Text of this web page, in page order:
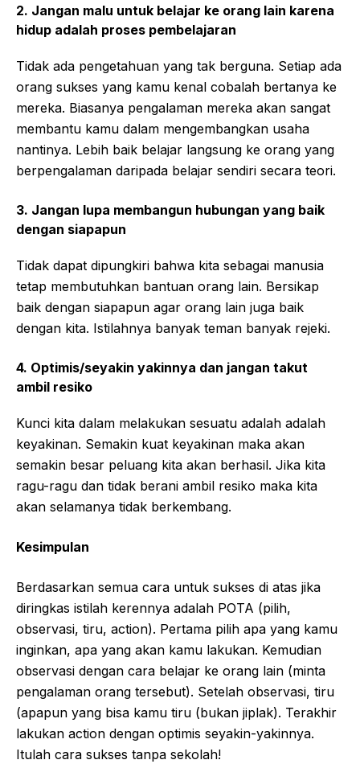
2. Jangan malu untuk belajar ke orang lain karena
hidup adalah proses pembelajaran
Tidak ada pengetahuan yang tak berguna. Setiap ada
orang sukses yang kamu kenal cobalah bertanya ke
mereka. Biasanya pengalaman mereka akan sangat
membantu kamu dalam mengembangkan usaha
nantinya. Lebih baik belajar langsung ke orang yang
berpengalaman daripada belajar sendiri secara teori.
3. Jangan lupa membangun hubungan yang baik
dengan siapapun
Tidak dapat dipungkiri bahwa kita sebagai manusia
tetap membutuhkan bantuan orang lain. Bersikap
baik dengan siapapun agar orang lain juga baik
dengan kita. Istilahnya banyak teman banyak rejeki.
4. Optimis/seyakin yakinnya dan jangan takut
ambil resiko
Kunci kita dalam melakukan sesuatu adalah adalah
keyakinan. Semakin kuat keyakinan maka akan
semakin besar peluang kita akan berhasil. Jika kita
ragu-ragu dan tidak berani ambil resiko maka kita
akan selamanya tidak berkembang.
Kesimpulan
Berdasarkan semua cara untuk sukses di atas jika
diringkas istilah kerennya adalah POTA (pilih,
observasi, tiru, action). Pertama pilih apa yang kamu
inginkan, apa yang akan kamu lakukan. Kemudian
observasi dengan cara belajar ke orang lain (minta
pengalaman orang tersebut). Setelah observasi, tiru
(apapun yang bisa kamu tiru (bukan jiplak). Terakhir
lakukan action dengan optimis seyakin-yakinnya.
Itulah cara sukses tanpa sekolah!